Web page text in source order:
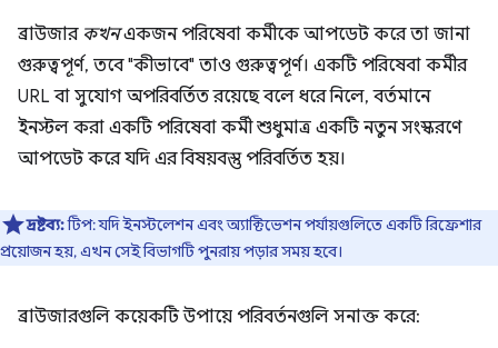
ব্রাউজার কখনএকজন পরিষেবা কর্মীকে আপডেট করে তা জানা
গুরুত্বপূর্ণ, তবে "কীভাবে" তাও গুরুত্বপূর্ণ। একটি পরিষেবা কর্মীর
URL বা সুযোগ অপরিবর্তিত রয়েছে বলে ধরে নিলে, বর্তমানে
ইনস্টল করা একটি পরিষেবা কর্মী শুধুমাত্র একটি নতুন সংস্করণে
আপডেট করে যদি এর বিষয়বস্তু পরিবর্তিত হয়।
দ্রষ্টব্য:টিপ: যদি ইনস্টলেশন এবং অ্যাক্টিভেশন পর্যায়গুলিতে একটি রিফ্রেশার
প্রয়োজন হয়, এখন সেই বিভাগটি পুনরায় পড়ার সময় হবে।
ব্রাউজারগুলি কয়েকটি উপায়ে পরিবর্তনগুলি সনাক্ত করে: